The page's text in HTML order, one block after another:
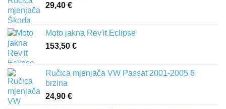
29,40 €
Moto jakna Rev'it Eclipse
153,50 €
Ručica mjenjača VW Passat 2001-2005 6
brzina
24,90 €